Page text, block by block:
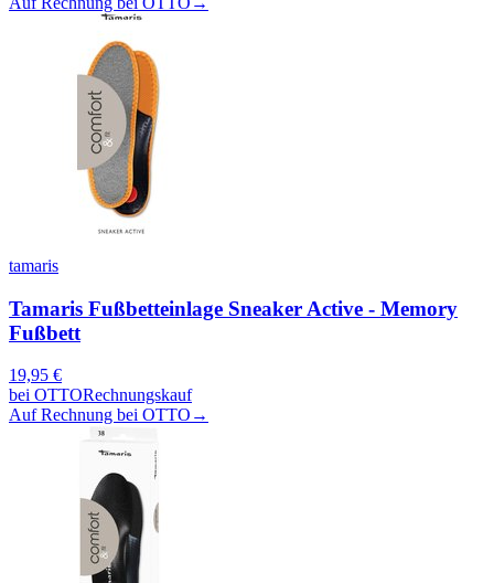
tamaris
Tamaris Fußbetteinlage Sneaker Active - Memory
Fußbett
19,95 €
bei OTTORechnungskauf
Auf Rechnung bei OTTO →